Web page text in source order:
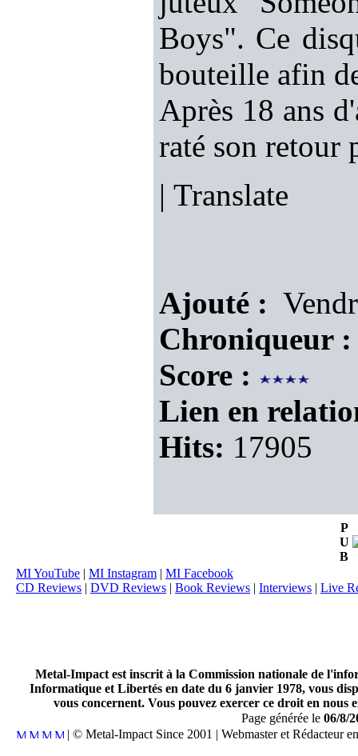
Boys". Ce
bouteille afin
Après 18 ans
raté son retour
| Translate
Ajouté :
Chroniqueur :
Score :
Lien en
Hits: 17905
P
U
B
MI YouTube | MI Instagram | MI Facebook
CD Reviews | DVD Reviews | Book Reviews | Interviews | Live
Metal-Impact est inscrit à la Commission nationale de
Informatique et Libertés en date du 6 janvier 1978, vous
vous concernent. Vous pouvez exercer ce droit en
Page générée le 06/8/
| © Metal-Impact Since 2001 | Webmaster et Rédacteur